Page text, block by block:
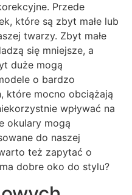
Przede
które są zbyt małe lub
twarzy. Zbyt małe
się mniejsze, a
duże mogą
o bardzo
które mocno obciążają
wpływać na
okulary mogą
do naszej
też zapytać o
dobre oko do stylu?